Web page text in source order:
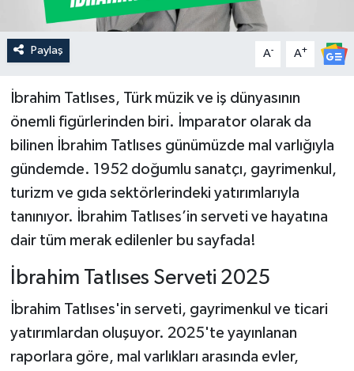
Paylaş A- A+
İbrahim Tatlıses, Türk müzik ve iş dünyasının
önemli figürlerinden biri. İmparator olarak da
bilinen İbrahim Tatlıses günümüzde mal varlığıyla
gündemde. 1952 doğumlu sanatçı, gayrimenkul,
turizm ve gıda sektörlerindeki yatırımlarıyla
tanınıyor. İbrahim Tatlıses’in serveti ve hayatına
dair tüm merak edilenler bu sayfada!
İbrahim Tatlıses Serveti 2025
İbrahim Tatlıses'in serveti, gayrimenkul ve ticari
yatırımlardan oluşuyor. 2025'te yayınlanan
raporlara göre, mal varlıkları arasında evler,
Sağlık & Yaşam
Siyaset
Spor